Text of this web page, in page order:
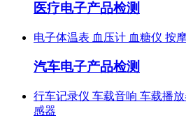
医疗电子产品检测
电子体温表 血压计 血糖仪 按
汽车电子产品检测
行车记录仪 车载音响 车载播放
感器